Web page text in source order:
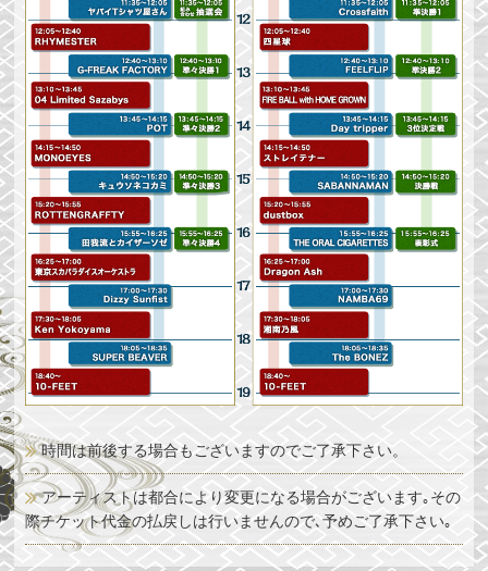
時間は前後する場合もございますのでご了承下さい。
アーティストは都合により変更になる場合がございます｡その
際チケット代金の払戻しは行いませんので､予めご了承下さい｡